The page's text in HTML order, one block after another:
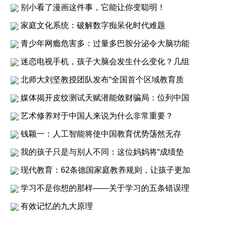
别小看了漫画这件事，它能让你变聪明！
家庭文化系统：破解数字痴呆化时代难题
青少年网瘾危害多：过量多巴胺分泌令大脑功能
迷恋电视手机，孩子大脑会发生什么变化？几组
北师大刘坚教授团队发布“全国首个区域教育质
媒体揭开皮纹测试天赋潜能敛财骗局：位列中国
艺术修养对于中国人来说为什么非常重要？
钱颖一：人工智能将使中国教育优势荡然无存
我的孩子只是与别人不同：这位妈妈将“成绩垫
现代教育：62条德国家庭教养规则，让孩子更加
学习不是你想的那样——关于学习的五条错误理
有效记忆的九大原理